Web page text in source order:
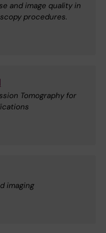
and image quality in
procedures.
Tomography for
imaging